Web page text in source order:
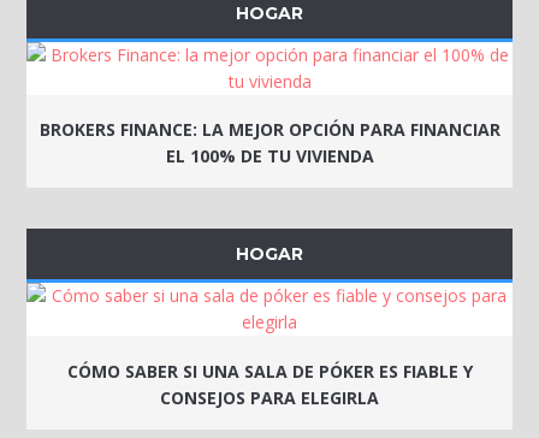
HOGAR
BROKERS FINANCE: LA MEJOR OPCIÓN PARA FINANCIAR
EL 100% DE TU VIVIENDA
HOGAR
CÓMO SABER SI UNA SALA DE PÓKER ES FIABLE Y
CONSEJOS PARA ELEGIRLA